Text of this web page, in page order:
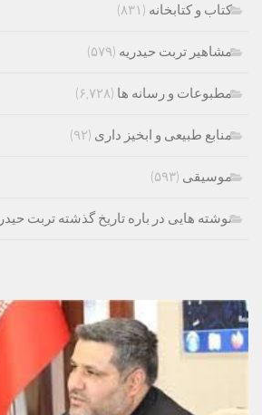
کتاب و کتابخانه (۸۳۱)
مشاهیر تربت حیدریه (۵۷۹)
مطبوعات و رسانه ها (۶,۷۲۸)
منابع طبیعی و ابخیز داری (۹۲)
موسیقی (۵۹۳)
نوشته هایی در باره تاریخ گذشته تربت